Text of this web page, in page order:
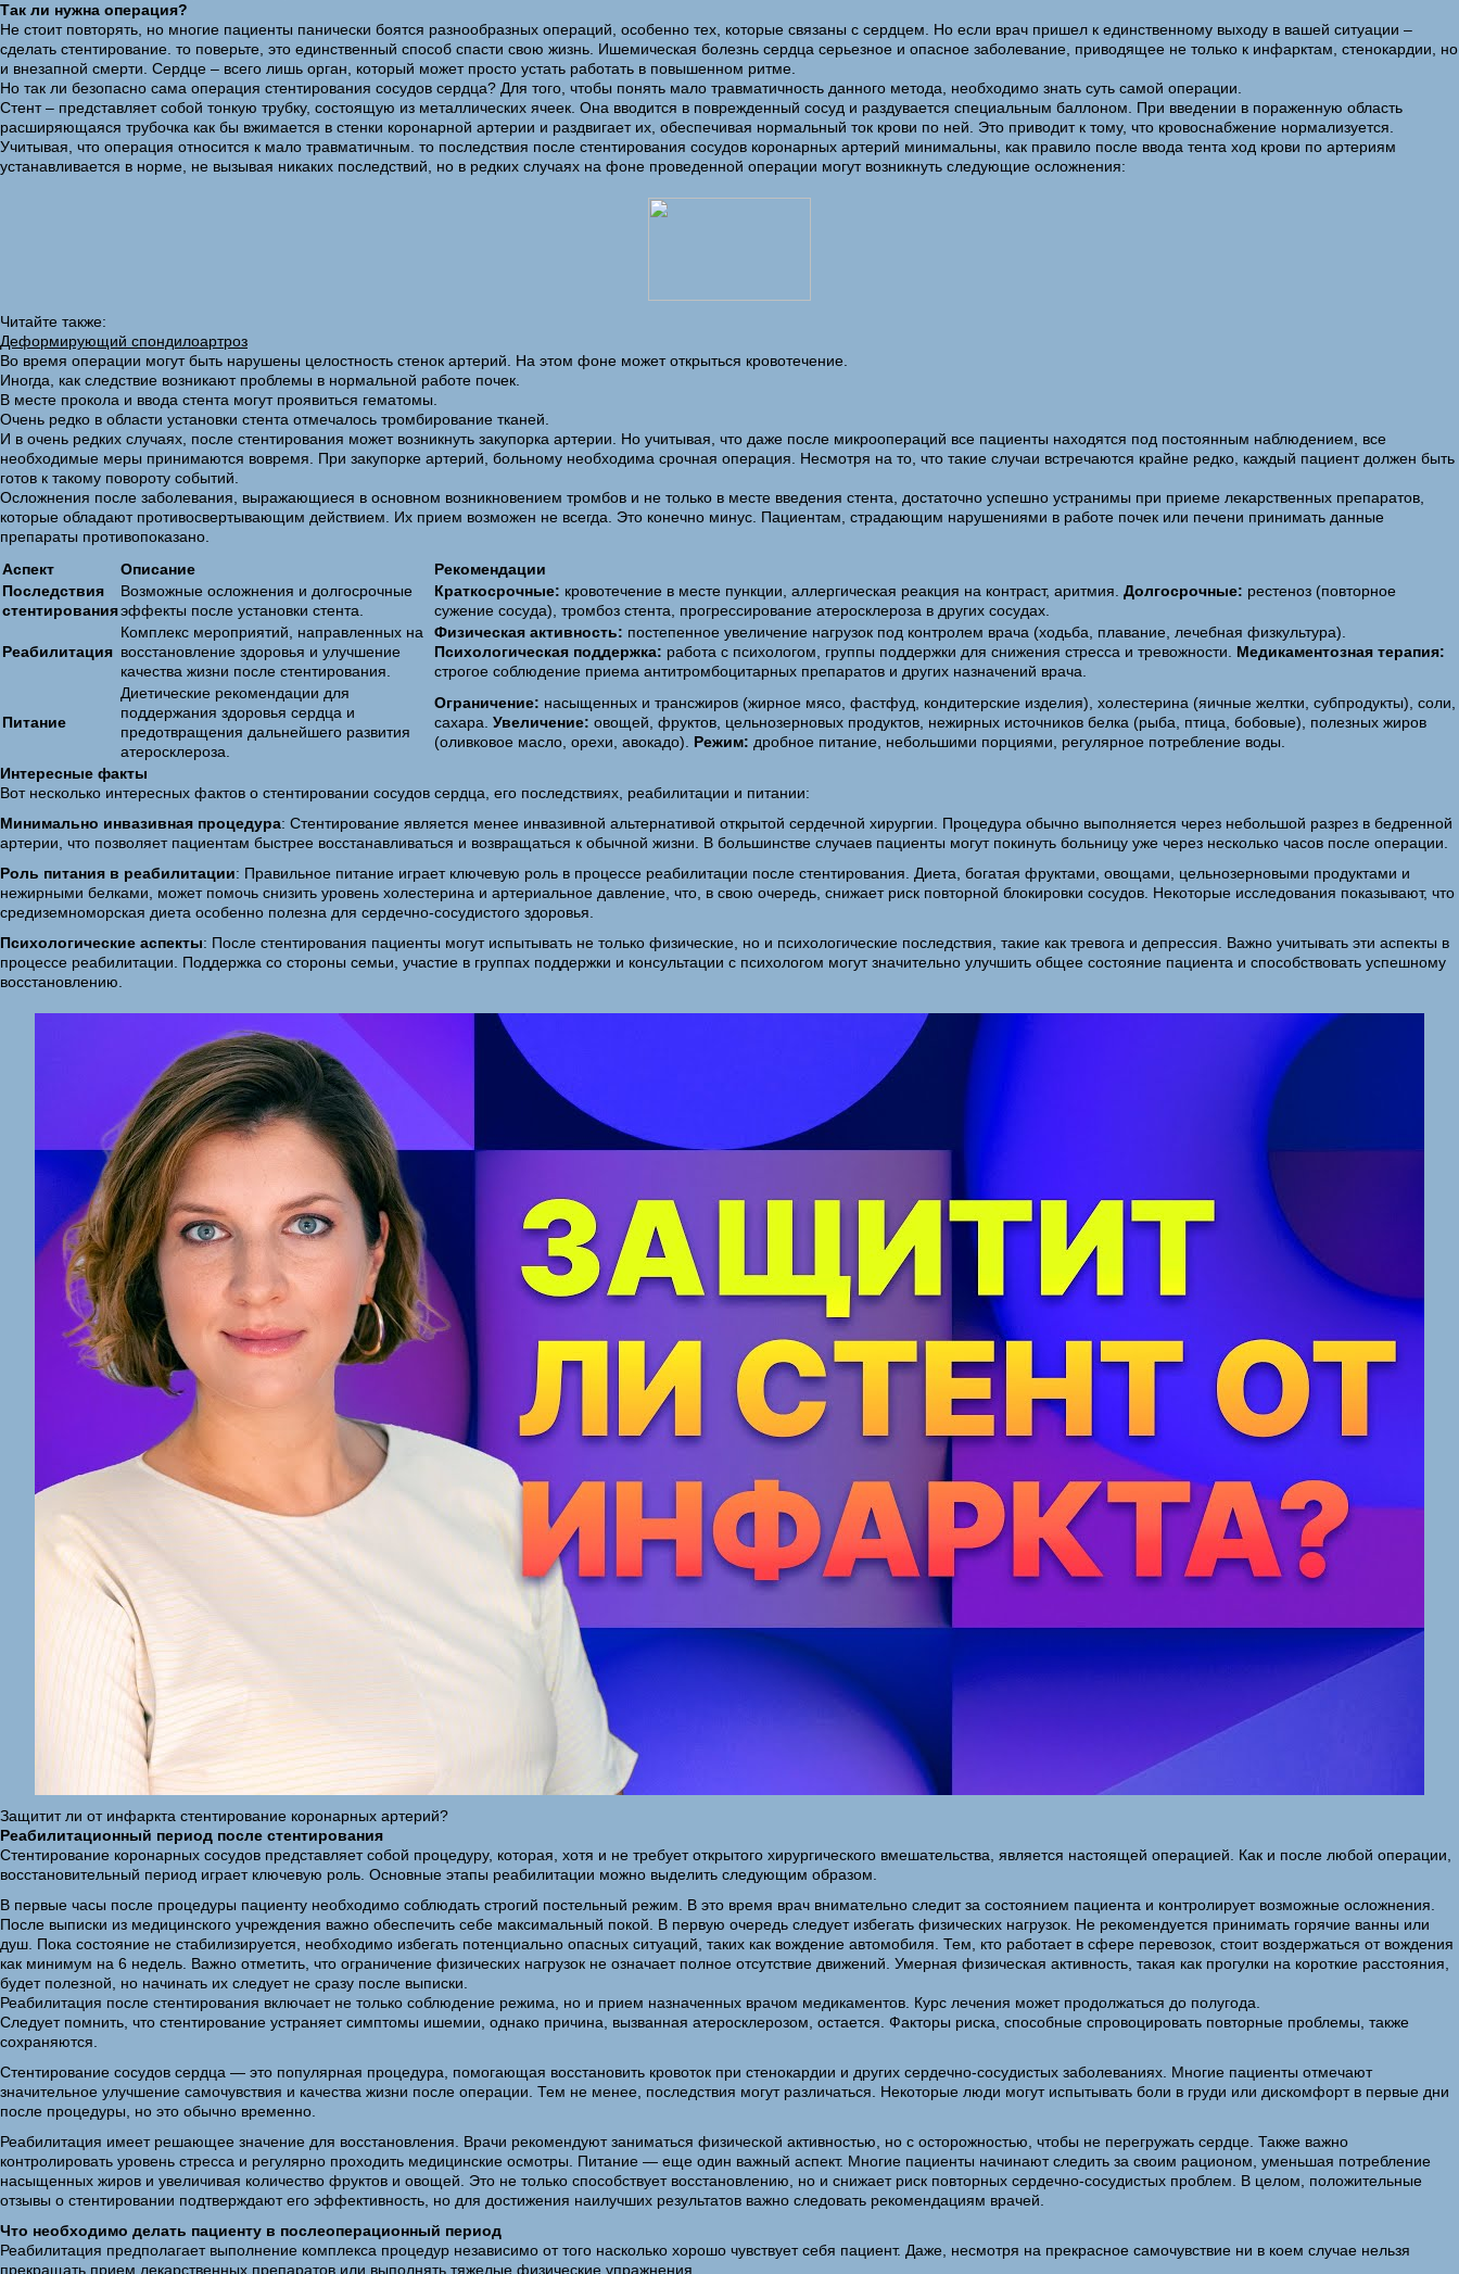
Так ли нужна операция?
Не стоит повторять, но многие пациенты панически боятся разнообразных операций, особенно тех, которые связаны с сердцем. Но если врач пришел к единственному выходу в вашей ситуации –
сделать стентирование. то поверьте, это единственный способ спасти свою жизнь. Ишемическая болезнь сердца серьезное и опасное заболевание, приводящее не только к инфарктам, стенокардии, но
и внезапной смерти. Сердце – всего лишь орган, который может просто устать работать в повышенном ритме.
Но так ли безопасно сама операция стентирования сосудов сердца? Для того, чтобы понять мало травматичность данного метода, необходимо знать суть самой операции.
Стент – представляет собой тонкую трубку, состоящую из металлических ячеек. Она вводится в поврежденный сосуд и раздувается специальным баллоном. При введении в пораженную область
расширяющаяся трубочка как бы вжимается в стенки коронарной артерии и раздвигает их, обеспечивая нормальный ток крови по ней. Это приводит к тому, что кровоснабжение нормализуется.
Учитывая, что операция относится к мало травматичным. то последствия после стентирования сосудов коронарных артерий минимальны, как правило после ввода тента ход крови по артериям
устанавливается в норме, не вызывая никаких последствий, но в редких случаях на фоне проведенной операции могут возникнуть следующие осложнения:
Читайте также:
Деформирующий спондилоартроз
Во время операции могут быть нарушены целостность стенок артерий. На этом фоне может открыться кровотечение.
Иногда, как следствие возникают проблемы в нормальной работе почек.
В месте прокола и ввода стента могут проявиться гематомы.
Очень редко в области установки стента отмечалось тромбирование тканей.
И в очень редких случаях, после стентирования может возникнуть закупорка артерии. Но учитывая, что даже после микроопераций все пациенты находятся под постоянным наблюдением, все
необходимые меры принимаются вовремя. При закупорке артерий, больному необходима срочная операция. Несмотря на то, что такие случаи встречаются крайне редко, каждый пациент должен быть
готов к такому повороту событий.
Осложнения после заболевания, выражающиеся в основном возникновением тромбов и не только в месте введения стента, достаточно успешно устранимы при приеме лекарственных препаратов,
которые обладают противосвертывающим действием. Их прием возможен не всегда. Это конечно минус. Пациентам, страдающим нарушениями в работе почек или печени принимать данные
препараты противопоказано.
Аспект
Описание
Рекомендации
Последствия
стентирования
Возможные осложнения и долгосрочные
эффекты после установки стента.
Краткосрочные: кровотечение в месте пункции, аллергическая реакция на контраст, аритмия. Долгосрочные: рестеноз (повторное
сужение сосуда), тромбоз стента, прогрессирование атеросклероза в других сосудах.
Реабилитация
Комплекс мероприятий, направленных на
восстановление здоровья и улучшение
качества жизни после стентирования.
Физическая активность: постепенное увеличение нагрузок под контролем врача (ходьба, плавание, лечебная физкультура).
Психологическая поддержка: работа с психологом, группы поддержки для снижения стресса и тревожности. Медикаментозная терапия:
строгое соблюдение приема антитромбоцитарных препаратов и других назначений врача.
Питание
Диетические рекомендации для
поддержания здоровья сердца и
предотвращения дальнейшего развития
атеросклероза.
Ограничение: насыщенных и трансжиров (жирное мясо, фастфуд, кондитерские изделия), холестерина (яичные желтки, субпродукты), соли,
сахара. Увеличение: овощей, фруктов, цельнозерновых продуктов, нежирных источников белка (рыба, птица, бобовые), полезных жиров
(оливковое масло, орехи, авокадо). Режим: дробное питание, небольшими порциями, регулярное потребление воды.
Интересные факты
Вот несколько интересных фактов о стентировании сосудов сердца, его последствиях, реабилитации и питании:
Минимально инвазивная процедура: Стентирование является менее инвазивной альтернативой открытой сердечной хирургии. Процедура обычно выполняется через небольшой разрез в бедренной
артерии, что позволяет пациентам быстрее восстанавливаться и возвращаться к обычной жизни. В большинстве случаев пациенты могут покинуть больницу уже через несколько часов после операции.
Роль питания в реабилитации: Правильное питание играет ключевую роль в процессе реабилитации после стентирования. Диета, богатая фруктами, овощами, цельнозерновыми продуктами и
нежирными белками, может помочь снизить уровень холестерина и артериальное давление, что, в свою очередь, снижает риск повторной блокировки сосудов. Некоторые исследования показывают, что
средиземноморская диета особенно полезна для сердечно-сосудистого здоровья.
Психологические аспекты: После стентирования пациенты могут испытывать не только физические, но и психологические последствия, такие как тревога и депрессия. Важно учитывать эти аспекты в
процессе реабилитации. Поддержка со стороны семьи, участие в группах поддержки и консультации с психологом могут значительно улучшить общее состояние пациента и способствовать успешному
восстановлению.
Защитит ли от инфаркта стентирование коронарных артерий?
Реабилитационный период после стентирования
Стентирование коронарных сосудов представляет собой процедуру, которая, хотя и не требует открытого хирургического вмешательства, является настоящей операцией. Как и после любой операции,
восстановительный период играет ключевую роль. Основные этапы реабилитации можно выделить следующим образом.
В первые часы после процедуры пациенту необходимо соблюдать строгий постельный режим. В это время врач внимательно следит за состоянием пациента и контролирует возможные осложнения.
После выписки из медицинского учреждения важно обеспечить себе максимальный покой. В первую очередь следует избегать физических нагрузок. Не рекомендуется принимать горячие ванны или
душ. Пока состояние не стабилизируется, необходимо избегать потенциально опасных ситуаций, таких как вождение автомобиля. Тем, кто работает в сфере перевозок, стоит воздержаться от вождения
как минимум на 6 недель. Важно отметить, что ограничение физических нагрузок не означает полное отсутствие движений. Умерная физическая активность, такая как прогулки на короткие расстояния,
будет полезной, но начинать их следует не сразу после выписки.
Реабилитация после стентирования включает не только соблюдение режима, но и прием назначенных врачом медикаментов. Курс лечения может продолжаться до полугода.
Следует помнить, что стентирование устраняет симптомы ишемии, однако причина, вызванная атеросклерозом, остается. Факторы риска, способные спровоцировать повторные проблемы, также
сохраняются.
Стентирование сосудов сердца — это популярная процедура, помогающая восстановить кровоток при стенокардии и других сердечно-сосудистых заболеваниях. Многие пациенты отмечают
значительное улучшение самочувствия и качества жизни после операции. Тем не менее, последствия могут различаться. Некоторые люди могут испытывать боли в груди или дискомфорт в первые дни
после процедуры, но это обычно временно.
Реабилитация имеет решающее значение для восстановления. Врачи рекомендуют заниматься физической активностью, но с осторожностью, чтобы не перегружать сердце. Также важно
контролировать уровень стресса и регулярно проходить медицинские осмотры. Питание — еще один важный аспект. Многие пациенты начинают следить за своим рационом, уменьшая потребление
насыщенных жиров и увеличивая количество фруктов и овощей. Это не только способствует восстановлению, но и снижает риск повторных сердечно-сосудистых проблем. В целом, положительные
отзывы о стентировании подтверждают его эффективность, но для достижения наилучших результатов важно следовать рекомендациям врачей.
Что необходимо делать пациенту в послеоперационный период
Реабилитация предполагает выполнение комплекса процедур независимо от того насколько хорошо чувствует себя пациент. Даже, несмотря на прекрасное самочувствие ни в коем случае нельзя
прекращать прием лекарственных препаратов или выполнять тяжелые физические упражнения.